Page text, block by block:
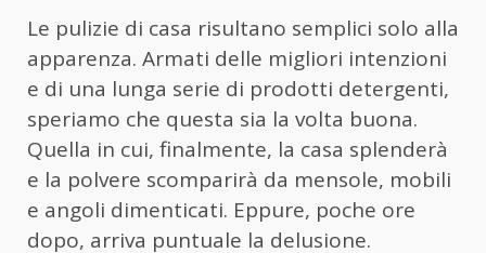
Le pulizie di casa risultano semplici solo alla
apparenza. Armati delle migliori intenzioni
e di una lunga serie di prodotti detergenti,
speriamo che questa sia la volta buona.
Quella in cui, finalmente, la casa splenderà
e la polvere scomparirà da mensole, mobili
e angoli dimenticati. Eppure, poche ore
dopo, arriva puntuale la delusione.